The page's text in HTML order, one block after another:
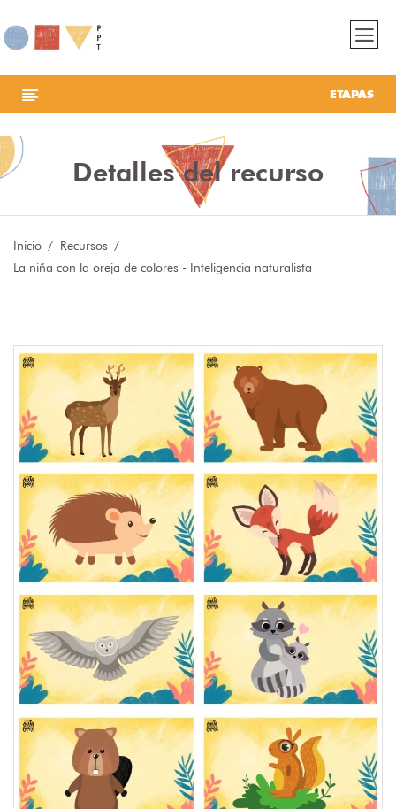
ETAPAS
Detalles del recurso
Inicio
Recursos
La niña con la oreja de colores - Inteligencia naturalista